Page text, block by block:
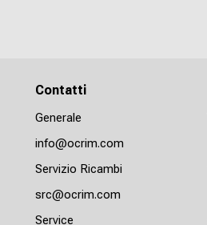
Contatti
Generale
info@ocrim.com
Servizio Ricambi
src@ocrim.com
Service